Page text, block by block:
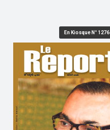
En Kiosque N° 1276